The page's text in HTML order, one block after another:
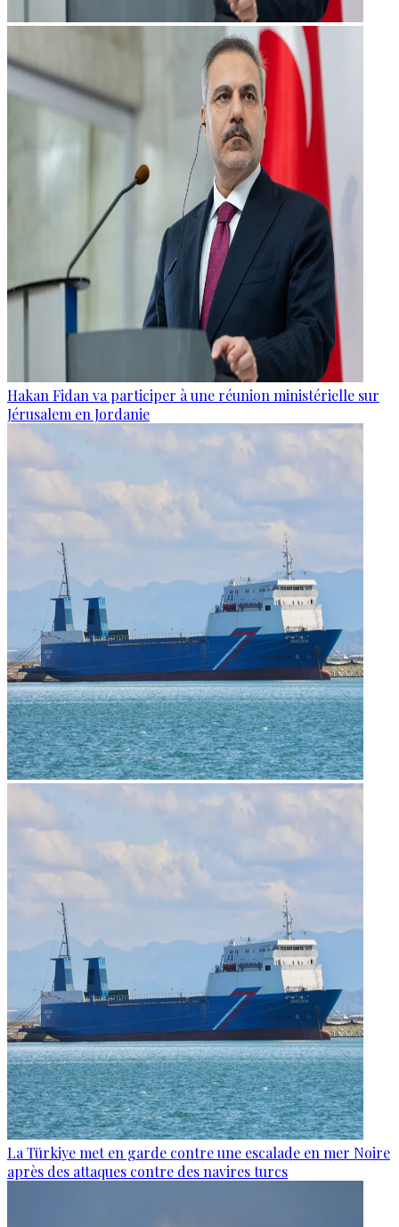
Hakan Fidan va participer à une réunion ministérielle sur
Jérusalem en Jordanie
La Türkiye met en garde contre une escalade en mer Noire
après des attaques contre des navires turcs